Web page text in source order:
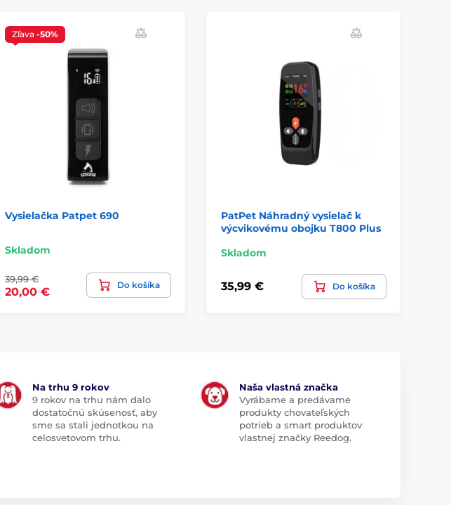
Zľava -50%
Vysielačka Patpet 690
Skladom
39,99 €
20,00 €
Do košíka
PatPet Náhradný vysielač k
výcvikovému obojku T800 Plus
Skladom
35,99 € Do košíka
Na trhu 9 rokov
9 rokov na trhu nám dalo
dostatočnú skúsenosť, aby
sme sa stali jednotkou na
celosvetovom trhu.
Naša vlastná značka
Vyrábame a predávame
produkty chovateľských
potrieb a smart produktov
vlastnej značky Reedog.